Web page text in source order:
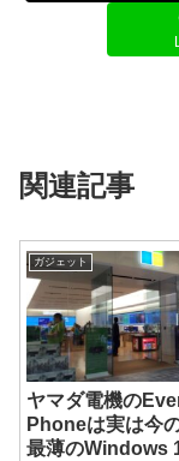
関連記事
ガジェット
ヤマダ電機の
Phoneは実は今
最薄のWindows